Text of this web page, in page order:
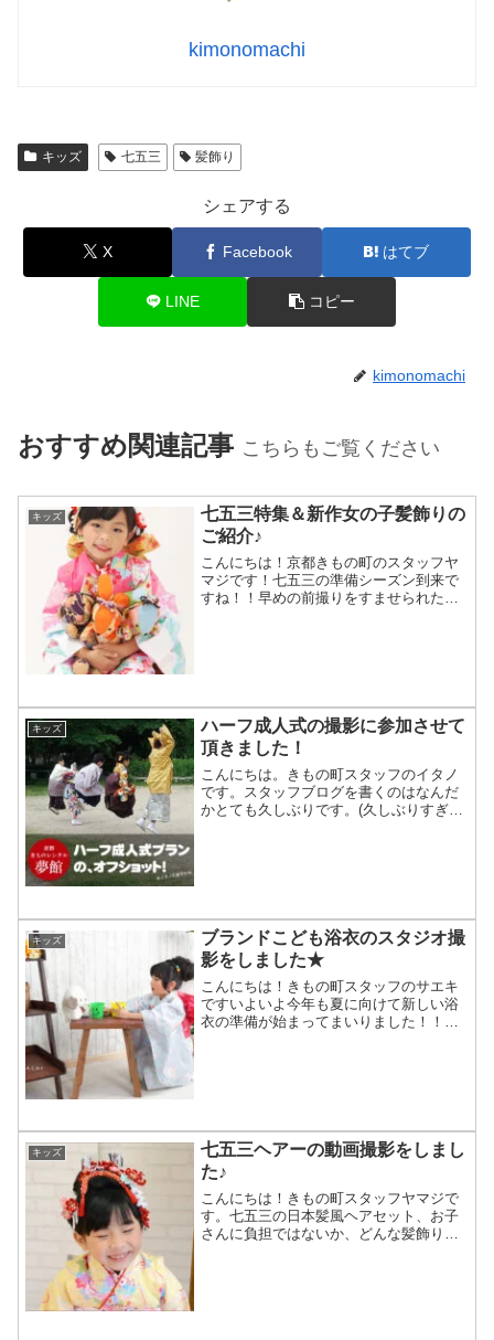
kimonomachi
キッズ 七五三 髪飾り
シェアする
X Facebook はてブ
LINE コピー
kimonomachi
おすすめ関連記事 こちらもご覧ください
キッズ
七五三特集＆新作女の子髪飾りの
ご紹介♪
こんにちは！京都きもの町のスタッフヤ
マジです！七五三の準備シーズン到来で
すね！！早めの前撮りをすませられた方
キッズ
ハーフ成人式の撮影に参加させて
頂きました！
こんにちは。きもの町スタッフのイタノ
です。スタッフブログを書くのはなんだ
かとても久しぶりです。(久しぶりすぎた
キッズ
ブランドこども浴衣のスタジオ撮
影をしました★
こんにちは！きもの町スタッフのサエキ
ですいよいよ今年も夏に向けて新しい浴
衣の準備が始まってまいりました！！！
キッズ
七五三ヘアーの動画撮影をしまし
た♪
こんにちは！きもの町スタッフヤマジで
す。七五三の日本髪風ヘアセット、お子
さんに負担ではないか、どんな髪飾りを